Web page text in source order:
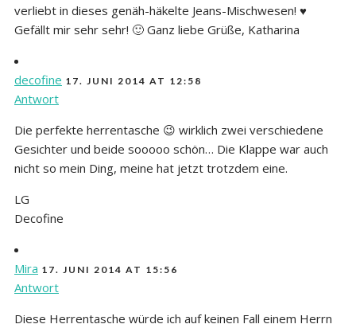
verliebt in dieses genäh-häkelte Jeans-Mischwesen! ♥
Gefällt mir sehr sehr! 🙂 Ganz liebe Grüße, Katharina
decofine 17. JUNI 2014 AT 12:58
Antwort
Die perfekte herrentasche 😉 wirklich zwei verschiedene
Gesichter und beide sooooo schön… Die Klappe war auch
nicht so mein Ding, meine hat jetzt trotzdem eine.
LG
Decofine
Mira 17. JUNI 2014 AT 15:56
Antwort
Diese Herrentasche würde ich auf keinen Fall einem Herrn